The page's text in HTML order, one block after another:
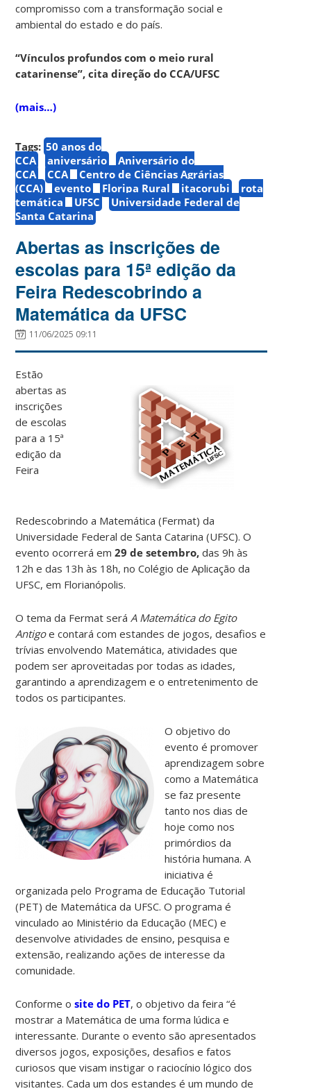
compromisso com a transformação social e
ambiental do estado e do país.
“Vínculos profundos com o meio rural
catarinense”, cita direção do CCA/UFSC
(mais…)
Tags: 50 anos do
CCA
aniversário
Aniversário do
CCA
CCA
Centro de Ciências Agrárias
(CCA)
evento Floripa Rural itacorubi
rota
temática
UFSC
Universidade Federal de
Santa Catarina
Abertas as inscrições de
escolas para 15ª edição da
Feira Redescobrindo a
Matemática da UFSC
11/06/2025 09:11
Estão
abertas as
inscrições
de escolas
para a 15ª
edição da
Feira
Redescobrindo a Matemática (Fermat) da
Universidade Federal de Santa Catarina (UFSC). O
evento ocorrerá em 29 de setembro, das 9h às
12h e das 13h às 18h, no Colégio de Aplicação da
UFSC, em Florianópolis.
O tema da Fermat será A Matemática do Egito
Antigoe contará com estandes de jogos, desafios e
trívias envolvendo Matemática, atividades que
podem ser aproveitadas por todas as idades,
garantindo a aprendizagem e o entretenimento de
todos os participantes.
O objetivo do
evento é promover
aprendizagem sobre
como a Matemática
se faz presente
tanto nos dias de
hoje como nos
primórdios da
história humana. A
iniciativa é
organizada pelo Programa de Educação Tutorial
(PET) de Matemática da UFSC. O programa é
vinculado ao Ministério da Educação (MEC) e
desenvolve atividades de ensino, pesquisa e
extensão, realizando ações de interesse da
comunidade.
Conforme osite do PET, o objetivo da feira “é
mostrar a Matemática de uma forma lúdica e
interessante. Durante o evento são apresentados
diversos jogos, exposições, desafios e fatos
curiosos que visam instigar o raciocínio lógico dos
visitantes. Cada um dos estandes é um mundo de